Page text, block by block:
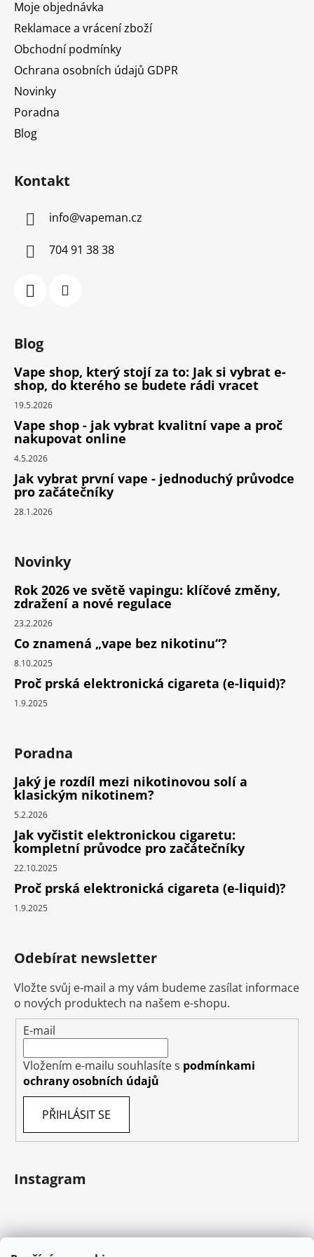
Moje objednávka
Reklamace a vrácení zboží
Obchodní podmínky
Ochrana osobních údajů GDPR
Novinky
Poradna
Blog
Kontakt
info@vapeman.cz
704 91 38 38
Blog
Vape shop, který stojí za to: Jak si vybrat e-
shop, do kterého se budete rádi vracet
19.5.2026
Vape shop - jak vybrat kvalitní vape a proč
nakupovat online
4.5.2026
Jak vybrat první vape - jednoduchý průvodce
pro začátečníky
28.1.2026
Novinky
Rok 2026 ve světě vapingu: klíčové změny,
zdražení a nové regulace
23.2.2026
Co znamená „vape bez nikotinu“?
8.10.2025
Proč prská elektronická cigareta (e-liquid)?
1.9.2025
Poradna
Jaký je rozdíl mezi nikotinovou solí a
klasickým nikotinem?
5.2.2026
Jak vyčistit elektronickou cigaretu:
kompletní průvodce pro začátečníky
22.10.2025
Proč prská elektronická cigareta (e-liquid)?
1.9.2025
Odebírat newsletter
Vložte svůj e-mail a my vám budeme zasílat informace
o nových produktech na našem e-shopu.
E-mail
Vložením e-mailu souhlasíte s podmínkami
ochrany osobních údajů
PŘIHLÁSIT SE
Instagram